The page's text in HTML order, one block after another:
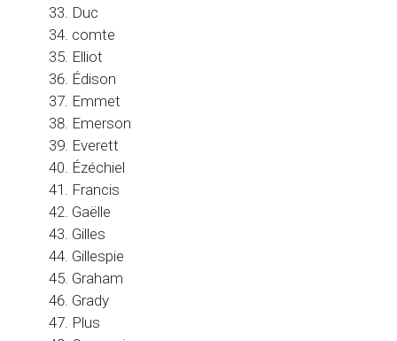
Duc
comte
Elliot
Édison
Emmet
Emerson
Everett
Ézéchiel
Francis
Gaëlle
Gilles
Gillespie
Graham
Grady
Plus